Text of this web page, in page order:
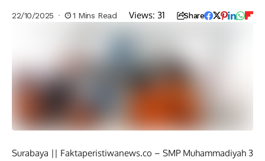
22/10/2025 1 Mins Read Views: 31 Share
Surabaya || Faktaperistiwanews.co – SMP Muhammadiyah 3